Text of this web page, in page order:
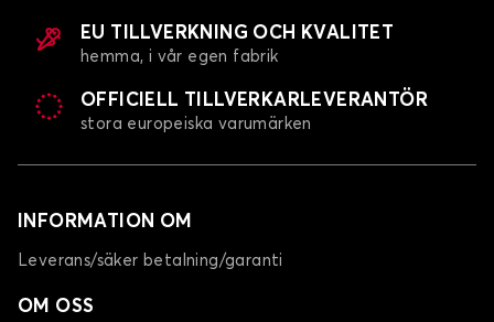
EU TILLVERKNING OCH KVALITET
hemma, i vår egen fabrik
OFFICIELL TILLVERKARLEVERANTÖR
stora europeiska varumärken
INFORMATION OM
Leverans/säker betalning/garanti
OM OSS